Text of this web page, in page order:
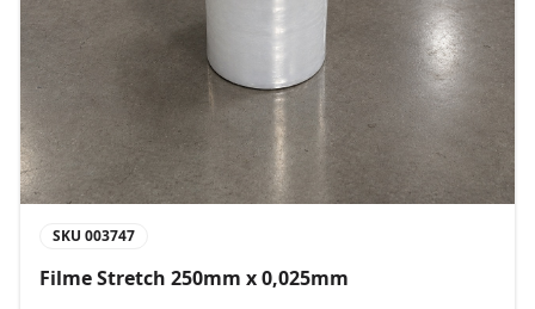
SKU 003747
Filme Stretch 250mm x 0,025mm